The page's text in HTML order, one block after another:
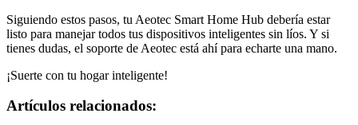
Siguiendo estos pasos, tu Aeotec Smart Home Hub debería estar
listo para manejar todos tus dispositivos inteligentes sin líos. Y si
tienes dudas, el soporte de Aeotec está ahí para echarte una mano.
¡Suerte con tu hogar inteligente!
Artículos relacionados: